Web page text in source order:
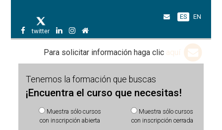
twitter
ES EN
Para solicitar información haga clic aquí
Tenemos la formación que buscas
¡Encuentra el curso que necesitas!
Muestra sólo cursos
con inscripción abierta
Muestra sólo cursos
con inscripción cerrada